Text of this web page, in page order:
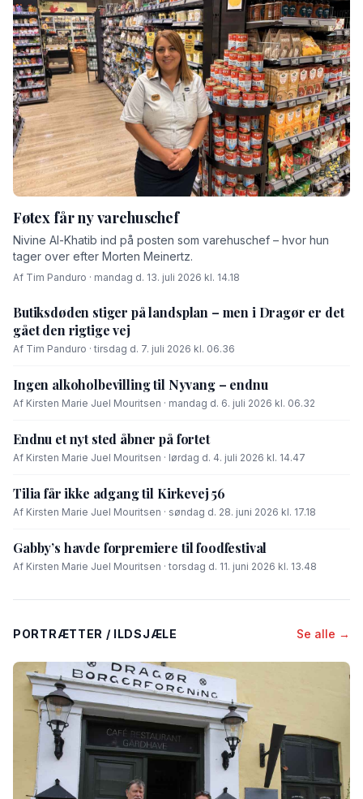
Føtex får ny varehuschef
Nivine Al-Khatib ind på posten som varehuschef – hvor hun
tager over efter Morten Meinertz.
Af Tim Panduro · mandag d. 13. juli 2026 kl. 14.18
Butiksdøden stiger på landsplan – men i Dragør er det
gået den rigtige vej
Af Tim Panduro · tirsdag d. 7. juli 2026 kl. 06.36
Ingen alkoholbevilling til Nyvang – endnu
Af Kirsten Marie Juel Mouritsen · mandag d. 6. juli 2026 kl. 06.32
Endnu et nyt sted åbner på fortet
Af Kirsten Marie Juel Mouritsen · lørdag d. 4. juli 2026 kl. 14.47
Tilia får ikke adgang til Kirkevej 56
Af Kirsten Marie Juel Mouritsen · søndag d. 28. juni 2026 kl. 17.18
Gabby’s havde forpremiere til foodfestival
Af Kirsten Marie Juel Mouritsen · torsdag d. 11. juni 2026 kl. 13.48
PORTRÆTTER / ILDSJÆLE Se alle →